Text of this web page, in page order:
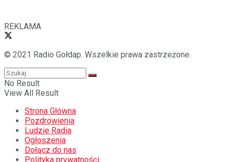
REKLAMA
© 2021 Radio Gołdap. Wszelkie prawa zastrzeżone.
No Result
View All Result
Strona Główna
Pozdrowienia
Ludzie Radia
Ogłoszenia
Dołącz do nas
Polityka prywatności